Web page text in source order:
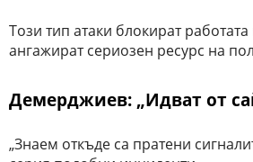
Този тип атаки блокират
ангажират сериозен ресурс на
Демерджиев: „Идват от
„Знаем откъде са пратени